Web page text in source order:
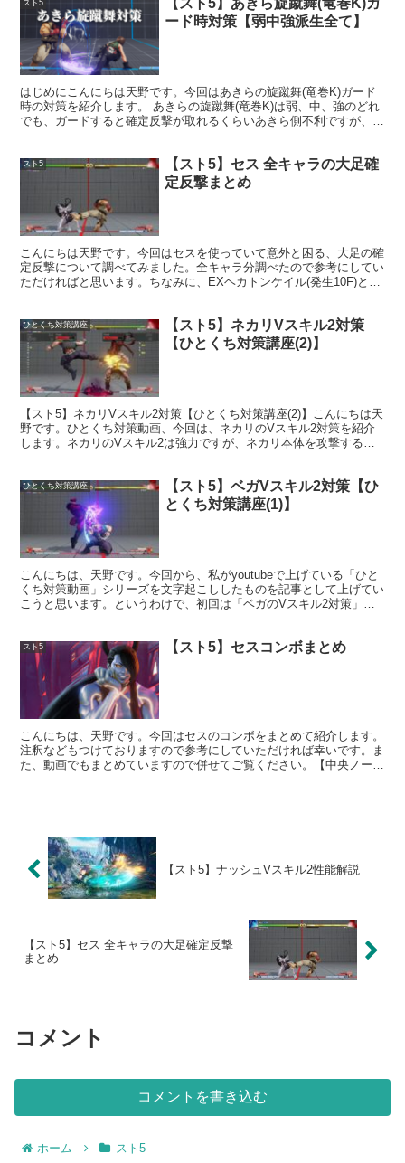
スト5
ード時対策【弱中強派生全て】
はじめにこんにちは天野です。今回はあきらの旋蹴舞(竜巻K)ガード
時の対策を紹介します。 あきらの旋蹴舞(竜巻K)は弱、中、強のどれ
でも、ガードすると確定反撃が取れるくらいあきら側不利ですが、普
スト5
【スト5】セス 全キャラの大足確
定反撃まとめ
こんにちは天野です。今回はセスを使っていて意外と困る、大足の確
定反撃について調べてみました。全キャラ分調べたので参考にしてい
ただければと思います。ちなみに、EXヘカトンケイル(発生10F)と屈
ひとくち対策講座
【スト5】ネカリVスキル2対策
【ひとくち対策講座(2)】
【スト5】ネカリVスキル2対策【ひとくち対策講座(2)】こんにちは天
野です。ひとくち対策動画、今回は、ネカリのVスキル2対策を紹介
します。ネカリのVスキル2は強力ですが、ネカリ本体を攻撃すると
ひとくち対策講座
【スト5】ベガVスキル2対策【ひ
とくち対策講座(1)】
こんにちは、天野です。今回から、私がyoutubeで上げている「ひと
くち対策動画」シリーズを文字起こししたものを記事として上げてい
こうと思います。というわけで、初回は「ベガのVスキル2対策」で
スト5 【スト5】セスコンボまとめ
こんにちは、天野です。今回はセスのコンボをまとめて紹介します。
注釈などもつけておりますので参考にしていただければ幸いです。ま
た、動画でもまとめていますので併せてご覧ください。【中央ノーゲ
【スト5】ナッシュVスキル2性能解説
【スト5】セス 全キャラの大足確定反撃
まとめ
コメント
コメントを書き込む
ホーム スト5